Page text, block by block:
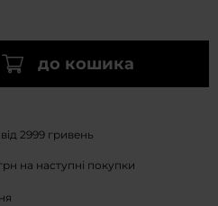
до кошика
2999 гривень
на наступні покупки